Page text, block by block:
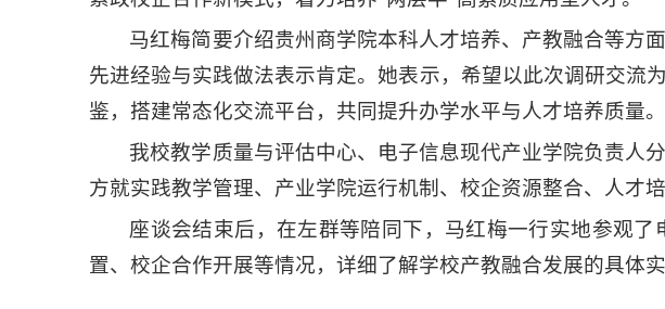
马红梅简要介绍贵州商学院本科人才培养、产教融合等方
先进经验与实践做法表示肯定。她表示，希望以此次调研交流
鉴，搭建常态化交流平台，共同提升办学水平与人才培养质量。
我校教学质量与评估中心、电子信息现代产业学院负责人
方就实践教学管理、产业学院运行机制、校企资源整合、人才
座谈会结束后，在左群等陪同下，马红梅一行实地参观
置、校企合作开展等情况，详细了解学校产教融合发展的具体实